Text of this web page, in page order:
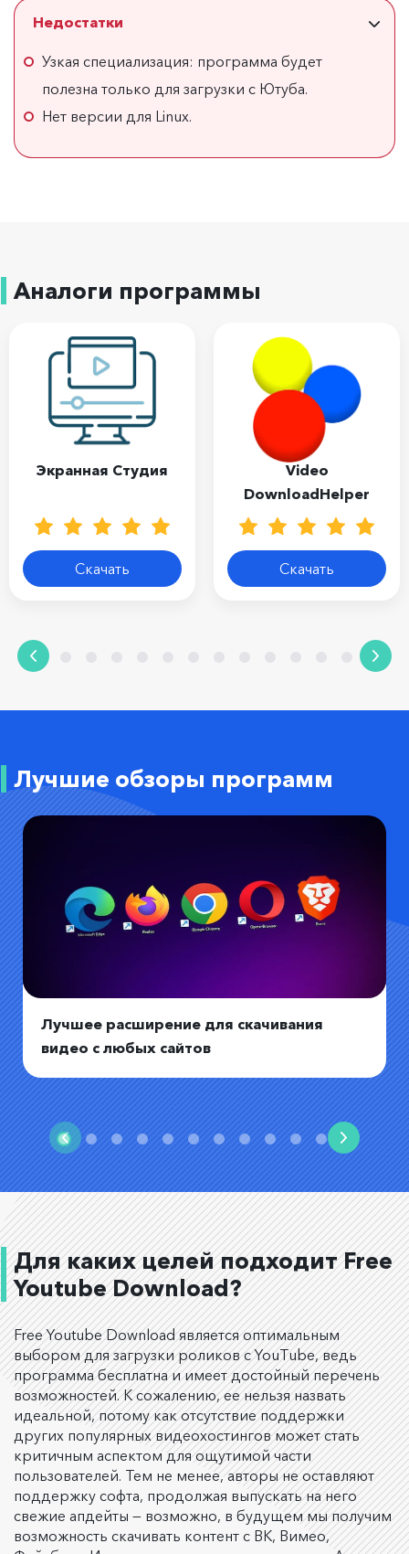
Недостатки
Узкая специализация: программа будет
полезна только для загрузки с Ютуба.
Нет версии для Linux.
Аналоги программы
Экранная Студия
Скачать
Video
DownloadHelper
Скачать
Лучшие обзоры программ
Лучшее расширение для скачивания
видео с любых сайтов
Для каких целей подходит Free
Youtube Download?
Free Youtube Download является оптимальным
выбором для загрузки роликов с YouTube, ведь
программа бесплатна и имеет достойный перечень
возможностей. К сожалению, ее нельзя назвать
идеальной, потому как отсутствие поддержки
других популярных видеохостингов может стать
критичным аспектом для ощутимой части
пользователей. Тем не менее, авторы не оставляют
поддержку софта, продолжая выпускать на него
свежие апдейты — возможно, в будущем мы получим
возможность скачивать контент с ВК, Вимео,